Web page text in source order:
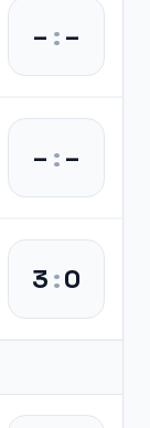
– :–
– :–
3:0